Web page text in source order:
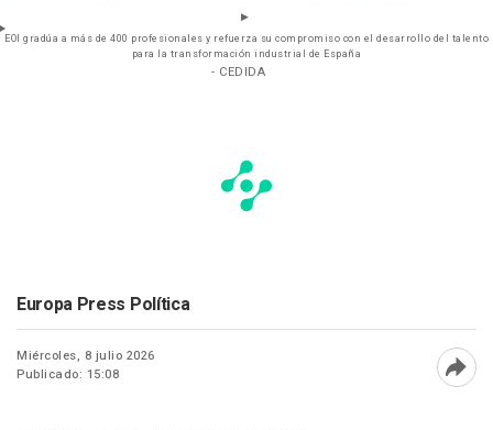
EOI gradúa a más de 400 profesionales y refuerza su compromiso con el desarrollo del talento
para la transformación industrial de España
- CEDIDA
Europa Press Política
Miércoles, 8 julio 2026
Publicado: 15:08